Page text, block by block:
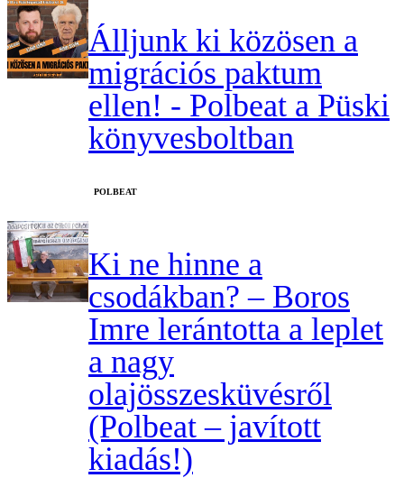
Álljunk ki közösen a
migrációs paktum
ellen! - Polbeat a Püski
könyvesboltban
‎POLBEAT
Ki ne hinne a
csodákban? – Boros
Imre lerántotta a leplet
a nagy
olajösszesküvésről
(Polbeat – javított
kiadás!)